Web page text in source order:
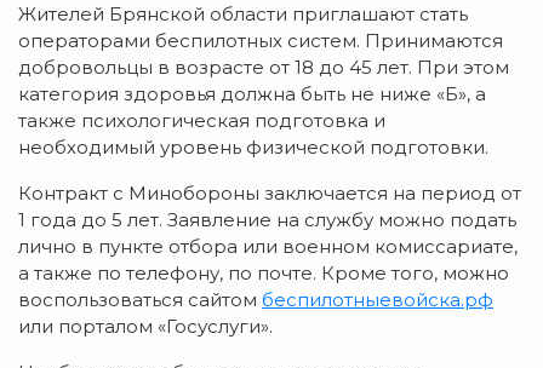
Жителей Брянской области приглашают стать
операторами беспилотных систем. Принимаются
добровольцы в возрасте от 18 до 45 лет. При этом
категория здоровья должна быть не ниже «Б», а
также психологическая подготовка и
необходимый уровень физической подготовки.
Контракт с Минобороны заключается на период от
1 года до 5 лет. Заявление на службу можно подать
лично в пункте отбора или военном комиссариате,
а также по телефону, по почте. Кроме того, можно
воспользоваться сайтом беспилотныевойска.рф
или порталом «Госуслуги».